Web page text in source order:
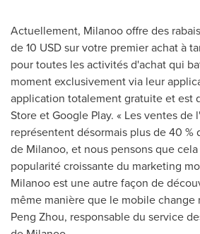
Actuellement, Milanoo offre des
de 10 USD sur votre premier achat à
pour toutes les activités d'achat qui
moment exclusivement via leur
application totalement gratuite et est
Store et Google Play. « Les ventes de
représentent désormais plus de 40 %
de Milanoo, et nous pensons que
popularité croissante du marketing
Milanoo est une autre façon de
même manière que le mobile change
Peng Zhou, responsable du service